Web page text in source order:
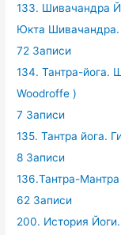
133. Шивачандра
Юкта Шивачандра.
72 Записи
134. Тантра-йога.
Woodroffe )
7 Записи
135. Тантра йога.
8 Записи
136.Тантра-
62 Записи
200. История